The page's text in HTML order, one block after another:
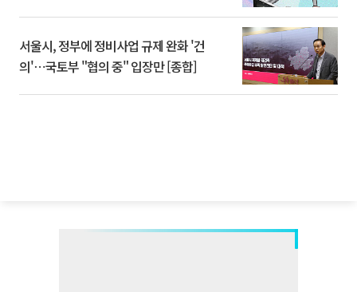
서울시, 정부에 정비사업 규제 완화 '건
의'⋯국토부 "협의 중" 입장만 [종합]